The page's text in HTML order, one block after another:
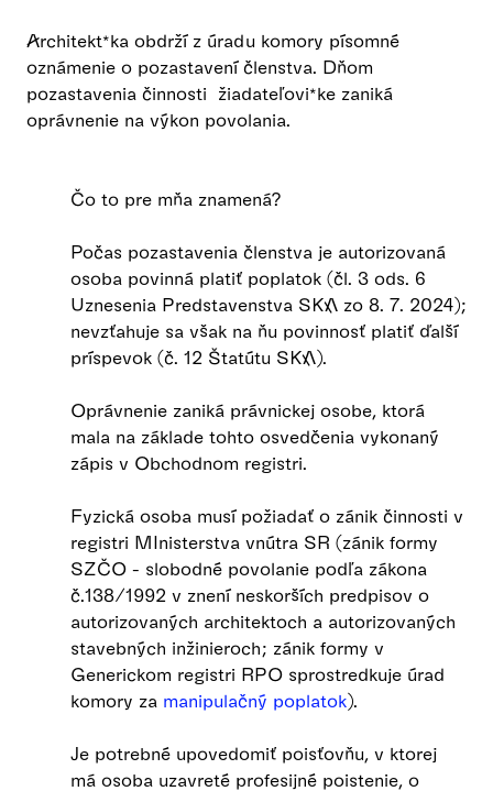
Architekt*ka obdrží z úradu komory písomné
oznámenie o pozastavení členstva. Dňom
pozastavenia činnosti žiadateľovi*ke zaniká
oprávnenie na výkon povolania.
Čo to pre mňa znamená?
Počas pozastavenia členstva je autorizovaná
osoba povinná platiť poplatok (čl. 3 ods. 6
Uznesenia Predstavenstva SKA zo 8. 7. 2024);
nevzťahuje sa však na ňu povinnosť platiť ďalší
príspevok (č. 12 Štatútu SKA).
Oprávnenie zaniká právnickej osobe, ktorá
mala na základe tohto osvedčenia vykonaný
zápis v Obchodnom registri.
Fyzická osoba musí požiadať o zánik činnosti v
registri MInisterstva vnútra SR (zánik formy
SZČO - slobodné povolanie podľa zákona
č.138/1992 v znení neskorších predpisov o
autorizovaných architektoch a autorizovaných
stavebných inžinieroch; zánik formy v
Generickom registri RPO sprostredkuje úrad
komory za manipulačný poplatok).
Je potrebné upovedomiť poisťovňu, v ktorej
má osoba uzavreté profesijné poistenie, o